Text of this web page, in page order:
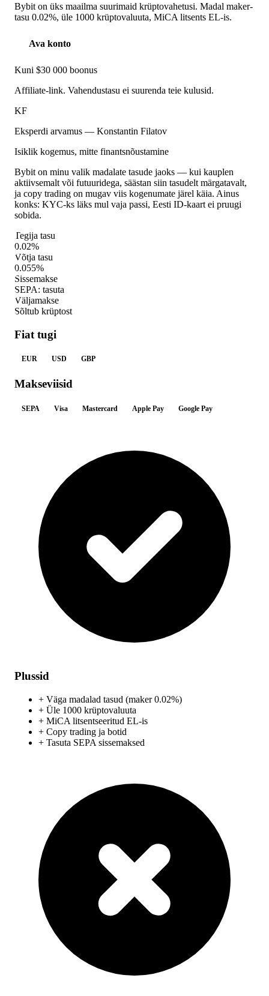
Bybit on üks maailma suurimaid krüptovahetusi. Madal maker-
tasu 0.02%, üle 1000 krüptovaluuta, MiCA litsents EL-is.
Ava konto
Kuni $30 000 boonus
Affiliate-link. Vahendustasu ei suurenda teie kulusid.
KF
Eksperdi arvamus — Konstantin Filatov
Isiklik kogemus, mitte finantsnõustamine
Bybit on minu valik madalate tasude jaoks — kui kauplen
aktiivsemalt või futuuridega, säästan siin tasudelt märgatavalt,
ja copy trading on mugav viis kogenumate järel käia. Ainus
konks: KYC-ks läks mul vaja passi, Eesti ID-kaart ei pruugi
sobida.
Tegija tasu
0.02%
Võtja tasu
0.055%
Sissemakse
SEPA: tasuta
Väljamakse
Sõltub krüptost
Fiat tugi
EUR USD GBP
Makseviisid
SEPA Visa Mastercard Apple Pay Google Pay
Plussid
+ Väga madalad tasud (maker 0.02%)
+ Üle 1000 krüptovaluuta
+ MiCA litsentseeritud EL-is
+ Copy trading ja botid
+ Tasuta SEPA sissemaksed